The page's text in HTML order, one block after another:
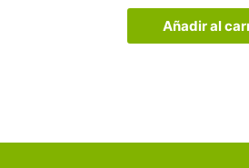
Añadir al